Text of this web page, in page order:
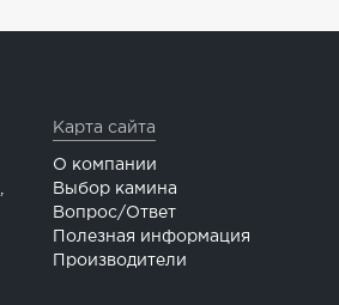
Карта сайта
О компании
Выбор камина
Вопрос/Ответ
Полезная информация
Производители